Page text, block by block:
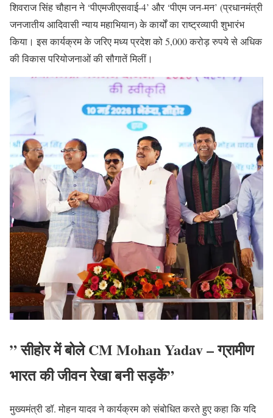
शिवराज सिंह चौहान ने ‘पीएमजीएसवाई-4’ और ‘पीएम जन-मन’ (प्रधानमंत्री
जनजातीय आदिवासी न्याय महाभियान) के कार्यों का राष्ट्रव्यापी शुभारंभ
किया। इस कार्यक्रम के जरिए मध्य प्रदेश को 5,000 करोड़ रुपये से अधिक
की विकास परियोजनाओं की सौगातें मिलीं।
” सीहोर में बोले CM MohanYadav– ग्रामीण
भारत की जीवन रेखा बनी सड़कें”
मुख्यमंत्री डॉ. मोहन यादव ने कार्यक्रम को संबोधित करते हुए कहा कि यदि